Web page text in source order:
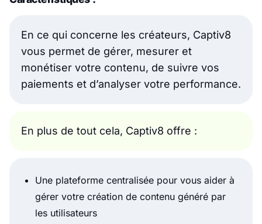
En ce qui concerne les créateurs, Captiv8
vous permet de gérer, mesurer et
monétiser votre contenu, de suivre vos
paiements et d’analyser votre performance.
En plus de tout cela, Captiv8 offre :
Une plateforme centralisée pour vous aider à
gérer votre création de contenu généré par
les utilisateurs